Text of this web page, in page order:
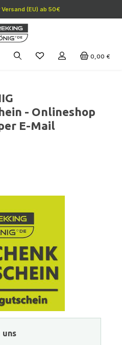
(EU) ab 50€
0,00 €
- Onlineshop
E-Mail
uns